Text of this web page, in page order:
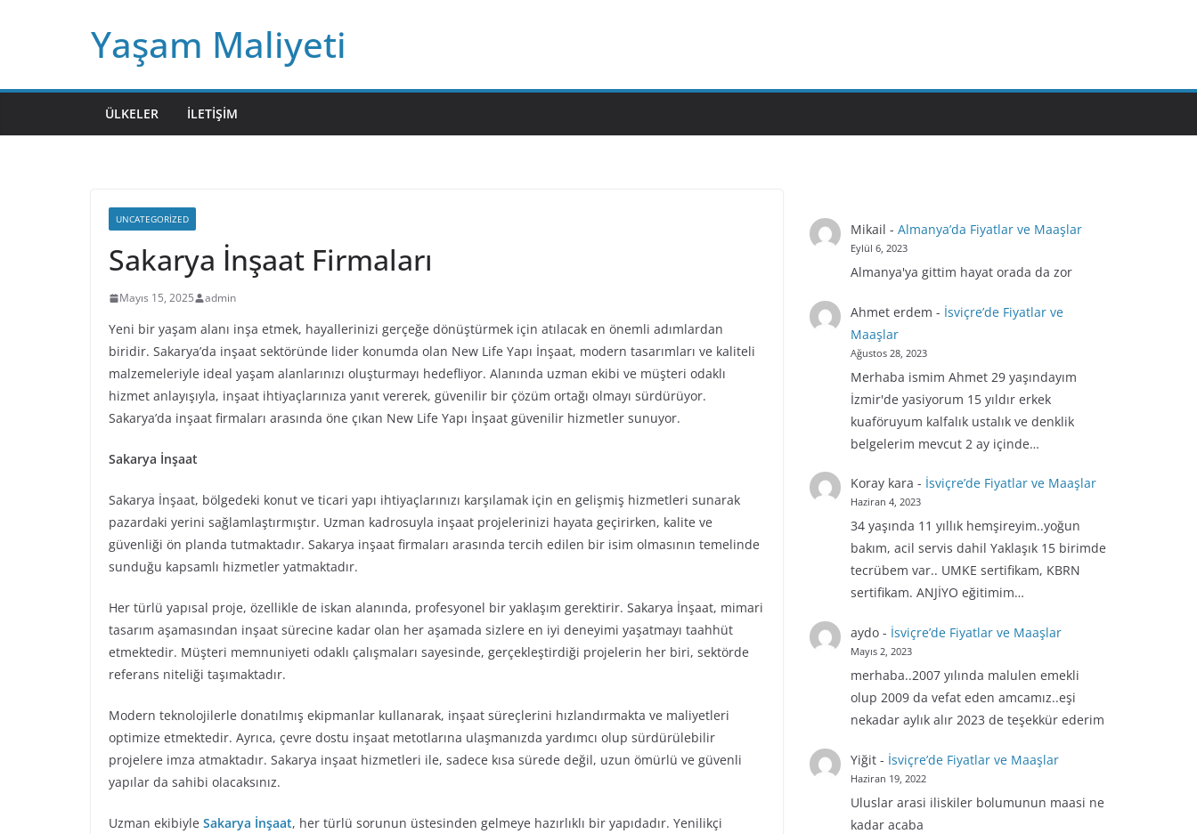
Yaşam Maliyeti
ÜLKELER İLETIŞIM
UNCATEGORIZED
Sakarya İnşaat Firmaları
Mayıs 15, 2025 admin
Yeni bir yaşam alanı inşa etmek, hayallerinizi gerçeğe dönüştürmek için atılacak en önemli adımlardan
biridir. Sakarya’da inşaat sektöründe lider konumda olan New Life Yapı İnşaat, modern tasarımları ve kaliteli
malzemeleriyle ideal yaşam alanlarınızı oluşturmayı hedefliyor. Alanında uzman ekibi ve müşteri odaklı
hizmet anlayışıyla, inşaat ihtiyaçlarınıza yanıt vererek, güvenilir bir çözüm ortağı olmayı sürdürüyor.
Sakarya’da inşaat firmaları arasında öne çıkan New Life Yapı İnşaat güvenilir hizmetler sunuyor.
Sakarya İnşaat
Sakarya İnşaat, bölgedeki konut ve ticari yapı ihtiyaçlarınızı karşılamak için en gelişmiş hizmetleri sunarak
pazardaki yerini sağlamlaştırmıştır. Uzman kadrosuyla inşaat projelerinizi hayata geçirirken, kalite ve
güvenliği ön planda tutmaktadır. Sakarya inşaat firmaları arasında tercih edilen bir isim olmasının temelinde
sunduğu kapsamlı hizmetler yatmaktadır.
Her türlü yapısal proje, özellikle de iskan alanında, profesyonel bir yaklaşım gerektirir. Sakarya İnşaat, mimari
tasarım aşamasından inşaat sürecine kadar olan her aşamada sizlere en iyi deneyimi yaşatmayı taahhüt
etmektedir. Müşteri memnuniyeti odaklı çalışmaları sayesinde, gerçekleştirdiği projelerin her biri, sektörde
referans niteliği taşımaktadır.
Modern teknolojilerle donatılmış ekipmanlar kullanarak, inşaat süreçlerini hızlandırmakta ve maliyetleri
optimize etmektedir. Ayrıca, çevre dostu inşaat metotlarına ulaşmanızda yardımcı olup sürdürülebilir
projelere imza atmaktadır. Sakarya inşaat hizmetleri ile, sadece kısa sürede değil, uzun ömürlü ve güvenli
yapılar da sahibi olacaksınız.
Uzman ekibiyle Sakarya İnşaat, her türlü sorunun üstesinden gelmeye hazırlıklı bir yapıdadır. Yenilikçi
Mikail - Almanya’da Fiyatlar ve Maaşlar
Eylül 6, 2023
Almanya'ya gittim hayat orada da zor
Ahmet erdem - İsviçre’de Fiyatlar ve
Maaşlar
Ağustos 28, 2023
Merhaba ismim Ahmet 29 yaşındayım
İzmir'de yasiyorum 15 yıldır erkek
kuaföruyum kalfalık ustalık ve denklik
belgelerim mevcut 2 ay içinde…
Koray kara - İsviçre’de Fiyatlar ve Maaşlar
Haziran 4, 2023
34 yaşında 11 yıllık hemşireyim..yoğun
bakım, acil servis dahil Yaklaşık 15 birimde
tecrübem var.. UMKE sertifikam, KBRN
sertifikam. ANJİYO eğitimim…
aydo- İsviçre’de Fiyatlar ve Maaşlar
Mayıs 2, 2023
merhaba..2007 yılında malulen emekli
olup 2009 da vefat eden amcamız..eşi
nekadar aylık alır 2023 de teşekkür ederim
Yiğit- İsviçre’de Fiyatlar ve Maaşlar
Haziran 19, 2022
Uluslar arasi iliskiler bolumunun maasi ne
kadar acaba